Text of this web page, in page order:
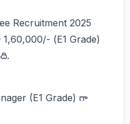
Recruitment 2025
1,60,000/- (E1 Grade)
(E1 Grade) గా